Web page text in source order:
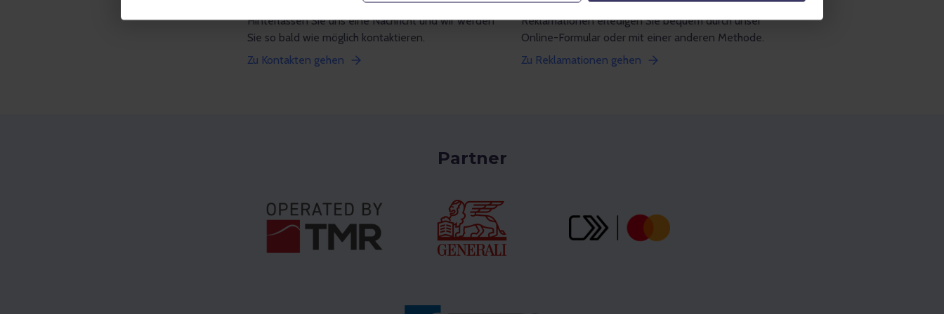
Haben Sie gefunden, was Sie gesucht haben?
Hinterlassen Sie uns eine Nachricht und wir werden
Sie so bald wie möglich kontaktieren.
Zu Kontakten gehen
Haben wir Ihre Erwartungen nicht erfüllt?
Reklamationen erledigen Sie bequem durch unser
Online-Formular oder mit einer anderen Methode.
Zu Reklamationen gehen
Partner